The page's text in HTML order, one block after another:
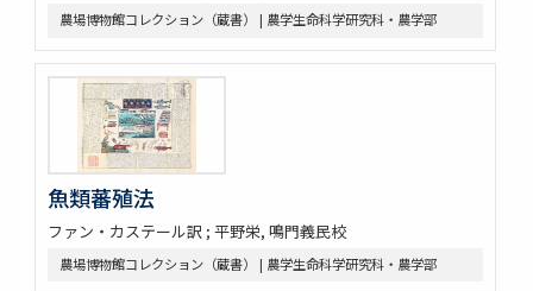
農場博物館コレクション（蔵書） | 農学生命科学研究科・農学部
魚類蕃殖法
ファン・カステール訳 ; 平野栄, 鳴門義民校
農場博物館コレクション（蔵書） | 農学生命科学研究科・農学部